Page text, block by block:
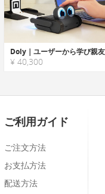
¥ 40,300
ご利用ガイド
ご注文方法
お支払方法
配送方法